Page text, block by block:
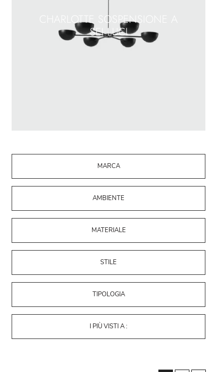
MARCA
AMBIENTE
MATERIALE
STILE
TIPOLOGIA
I PIÙ VISTI A :
CHARLOTTE SOSPENSIONE A
SEI LUCI